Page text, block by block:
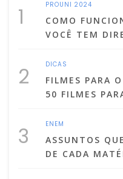
1 PROUNI 2024
COMO
VOCÊ TEM
2 DICAS
FILMES PARA
50 FILMES
3 ENEM
ASSUNTOS
DE CADA